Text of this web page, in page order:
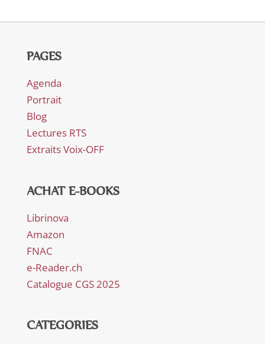
PAGES
Agenda
Portrait
Blog
Lectures RTS
Extraits Voix-OFF
ACHAT E-BOOKS
Librinova
Amazon
FNAC
e-Reader.ch
Catalogue CGS 2025
CATEGORIES